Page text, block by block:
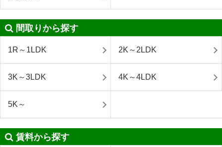
間取りから探す
1R～1LDK 2K～2LDK
3K～3LDK 4K～4LDK
5K～
賃料から探す